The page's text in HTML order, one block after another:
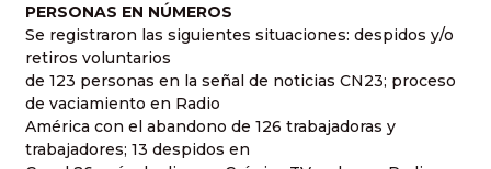
PERSONAS EN NÚMEROS
Se registraron las siguientes situaciones: despidos y/o
retiros voluntarios
de 123 personas en la señal de noticias CN23; proceso
de vaciamiento en Radio
América con el abandono de 126 trabajadoras y
trabajadores; 13 despidos en